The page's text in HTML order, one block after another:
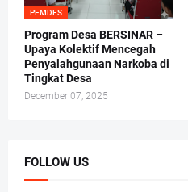
PEMDES
Program Desa BERSINAR –
Upaya Kolektif Mencegah
Penyalahgunaan Narkoba di
Tingkat Desa
December 07, 2025
FOLLOW US